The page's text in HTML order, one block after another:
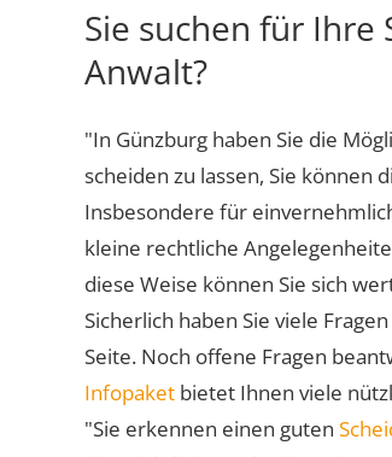
Sie suchen für Ihre
Anwalt?
"In Günzburg haben Sie die
scheiden zu lassen, Sie können
Insbesondere für
kleine rechtliche
diese Weise können Sie sich
Sicherlich haben Sie viele
Seite. Noch offene Fragen
Infopaket bietet Ihnen viele
"Sie erkennen einen guten